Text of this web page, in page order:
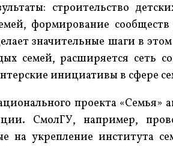
строительство
формирование сообществ
значительные шаги в
семей, расширяется сеть
инициативы в сфере
проекта «Семья»
СмолГУ, например,
на укрепление института